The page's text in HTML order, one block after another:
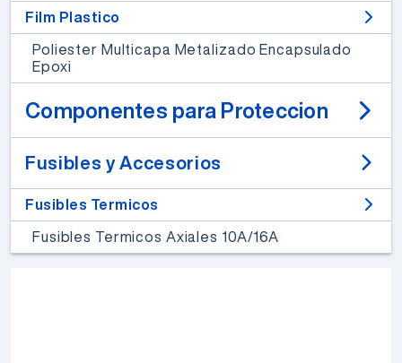
Film Plastico
Poliester Multicapa Metalizado Encapsulado
Epoxi
Componentes para Proteccion
Fusibles y Accesorios
Fusibles Termicos
Fusibles Termicos Axiales 10A/16A